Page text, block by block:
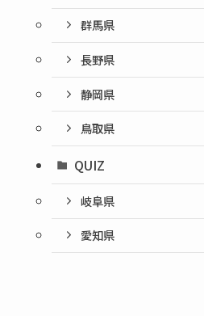
群馬県
長野県
静岡県
鳥取県
QUIZ
岐阜県
愛知県